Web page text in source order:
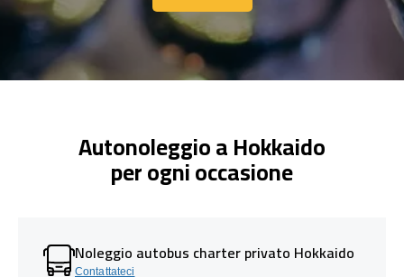
Contattaci
Autonoleggio a Hokkaido
per ogni occasione
Noleggio autobus charter privato Hokkaido
Contattateci